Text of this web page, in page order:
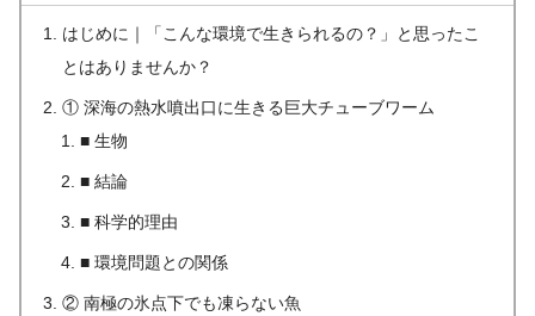
はじめに｜「こんな環境で生きられるの？」と思ったこ
とはありませんか？
① 深海の熱水噴出口に生きる巨大チューブワーム
■ 生物
■ 結論
■ 科学的理由
■ 環境問題との関係
② 南極の氷点下でも凍らない魚